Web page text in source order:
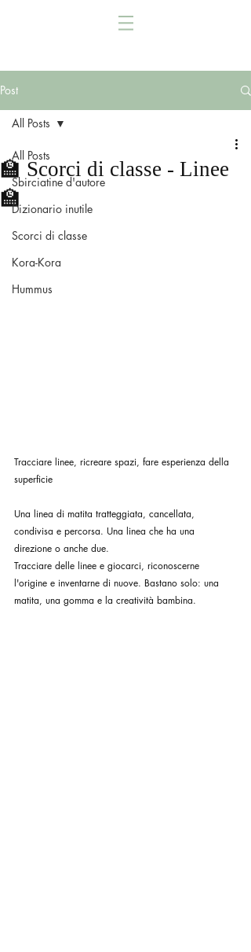
Post
All Posts
Sbirciatine d'autore
Dizionario inutile
Scorci di classe
Kora-Kora
Hummus
All Posts
🏫 Scorci di classe - Linee
🏫
Tracciare linee, ricreare spazi, fare esperienza della
superficie
Una linea di matita tratteggiata, cancellata,
condivisa e percorsa. Una linea che ha una
direzione o anche due.
Tracciare delle linee e giocarci, riconoscerne
l'origine e inventarne di nuove. Bastano solo: una
matita, una gomma e la creatività bambina.